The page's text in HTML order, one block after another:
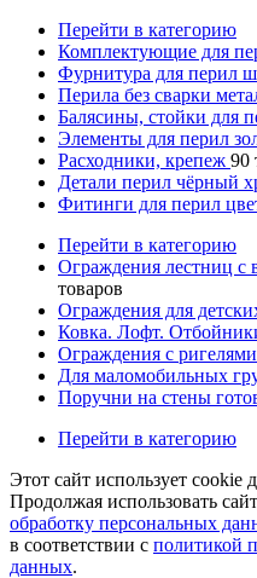
Перейти в категорию
Комплектующие для
Фурнитура для перил
Перила без сварки
Балясины, стойки для
Элементы для перил
Расходники, крепеж 90
Детали перил чёрный
Фитинги для перил
Перейти в категорию
Ограждения лестниц с
товаров
Ограждения для
Ковка. Лофт.
Ограждения с ригелями
Для маломобильных
Поручни на стены
Перейти в категорию
Этот сайт использует cookie
Продолжая использовать
обработку персональных
в соответствии с политикой
данных.